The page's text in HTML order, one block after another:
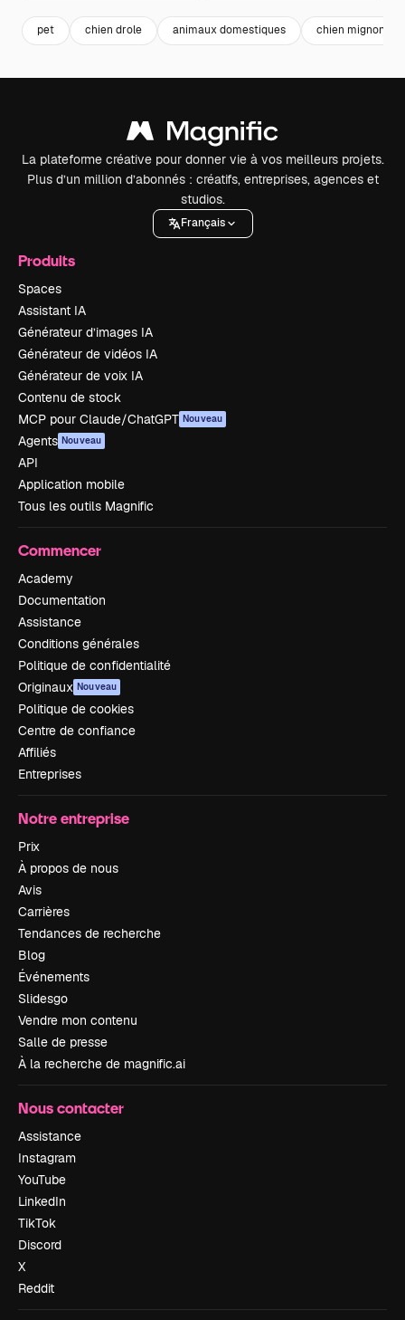
pet chien drole animaux domestiques chien mignon
La plateforme créative pour donner vie à vos meilleurs projets.
Plus d’un million d’abonnés : créatifs, entreprises, agences et
studios.
Français
Produits
Spaces
Assistant IA
Générateur d’images IA
Générateur de vidéos IA
Générateur de voix IA
Contenu de stock
MCP pour Claude/ChatGPT Nouveau
Agents Nouveau
API
Application mobile
Tous les outils Magnific
Commencer
Academy
Documentation
Assistance
Conditions générales
Politique de confidentialité
Originaux Nouveau
Politique de cookies
Centre de confiance
Affiliés
Entreprises
Notre entreprise
Prix
À propos de nous
Avis
Carrières
Tendances de recherche
Blog
Événements
Slidesgo
Vendre mon contenu
Salle de presse
À la recherche de magnific.ai
Nous contacter
Assistance
Instagram
YouTube
LinkedIn
TikTok
Discord
X
Reddit